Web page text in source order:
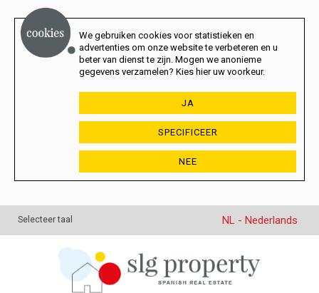
We gebruiken cookies voor statistieken en
advertenties om onze website te verbeteren en u
beter van dienst te zijn. Mogen we anonieme
gegevens verzamelen? Kies hier uw voorkeur.
JA
SPECIFICEER
NEE
Selecteer taal NL - Nederlands